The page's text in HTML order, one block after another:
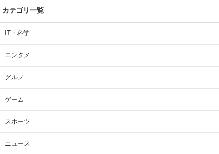
カテゴリ一覧
IT・科学
エンタメ
グルメ
ゲーム
スポーツ
ニュース